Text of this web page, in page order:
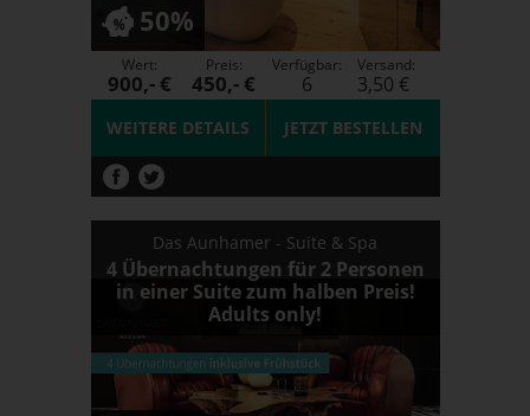
50%
WEITERE DETAILS JETZTBESTELLEN
Wert:
900,- €
Preis:
450,- €
Verfügbar:
6
Versand:
3,50 €
Das Aunhamer - Suite & Spa
4 Übernachtungen für 2 Personen
in einer Suite zum halben Preis!
Adults only!